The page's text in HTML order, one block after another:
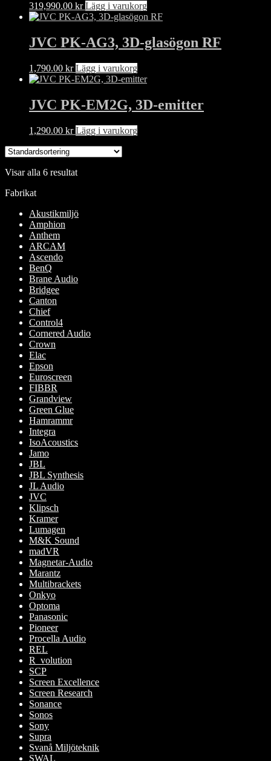
319,990.00 kr Lägg i varukorg
JVC PK-AG3, 3D-glasögon RF
1,790.00 kr Lägg i varukorg
JVC PK-EM2G, 3D-emitter
1,290.00 kr Lägg i varukorg
Visar alla 6 resultat
Fabrikat
Akustikmiljö
Amphion
Anthem
ARCAM
Ascendo
BenQ
Brane Audio
Bridgee
Canton
Chief
Control4
Cornered Audio
Crown
Elac
Epson
Euroscreen
FIBBR
Grandview
Green Glue
Hamrammr
Integra
IsoAcoustics
Jamo
JBL
JBL Synthesis
JL Audio
JVC
Klipsch
Kramer
Lumagen
M&K Sound
madVR
Magnetar-Audio
Marantz
Multibrackets
Onkyo
Optoma
Panasonic
Pioneer
Procella Audio
REL
R_volution
SCP
Screen Excellence
Screen Research
Sonance
Sonos
Sony
Supra
Svanå Miljöteknik
SWAL